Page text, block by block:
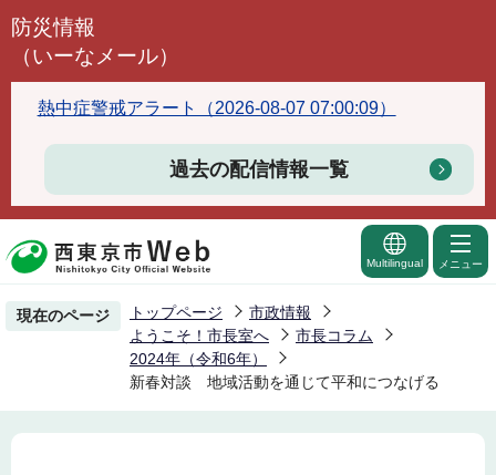
こ
頭
で
防災情報
（いーなメール）
熱中症警戒アラート（2026-08-07 07:00:09）
過去の配信情報一覧
Multilingual メニュー
現在のページ トップページ
市政情報
ようこそ！市長室へ
市長コラム
2024年（令和6年）
新春対談 地域活動を通じて平和につなげる